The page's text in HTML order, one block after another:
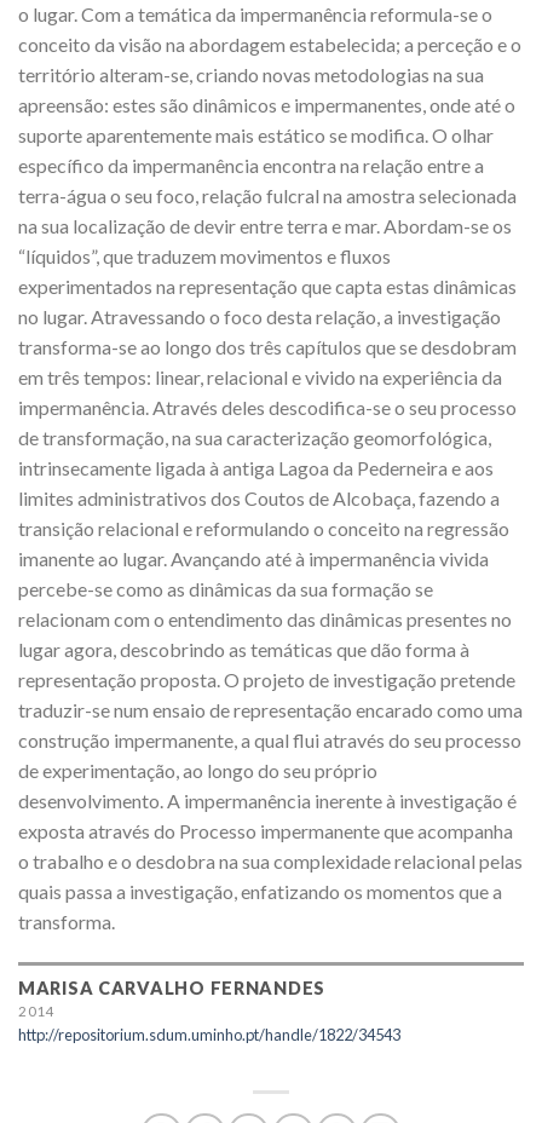
o lugar. Com a temática da impermanência reformula-se o
conceito da visão na abordagem estabelecida; a perceção e o
território alteram-se, criando novas metodologias na sua
apreensão: estes são dinâmicos e impermanentes, onde até o
suporte aparentemente mais estático se modifica. O olhar
específico da impermanência encontra na relação entre a
terra-água o seu foco, relação fulcral na amostra selecionada
na sua localização de devir entre terra e mar. Abordam-se os
“líquidos”, que traduzem movimentos e fluxos
experimentados na representação que capta estas dinâmicas
no lugar. Atravessando o foco desta relação, a investigação
transforma-se ao longo dos três capítulos que se desdobram
em três tempos: linear, relacional e vivido na experiência da
impermanência. Através deles descodifica-se o seu processo
de transformação, na sua caracterização geomorfológica,
intrinsecamente ligada à antiga Lagoa da Pederneira e aos
limites administrativos dos Coutos de Alcobaça, fazendo a
transição relacional e reformulando o conceito na regressão
imanente ao lugar. Avançando até à impermanência vivida
percebe-se como as dinâmicas da sua formação se
relacionam com o entendimento das dinâmicas presentes no
lugar agora, descobrindo as temáticas que dão forma à
representação proposta. O projeto de investigação pretende
traduzir-se num ensaio de representação encarado como uma
construção impermanente, a qual flui através do seu processo
de experimentação, ao longo do seu próprio
desenvolvimento. A impermanência inerente à investigação é
exposta através do Processo impermanente que acompanha
o trabalho e o desdobra na sua complexidade relacional pelas
quais passa a investigação, enfatizando os momentos que a
transforma.
MARISA CARVALHO FERNANDES
2014
http://repositorium.sdum.uminho.pt/handle/1822/34543